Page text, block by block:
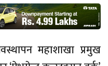
महाशाखा प्रमुख